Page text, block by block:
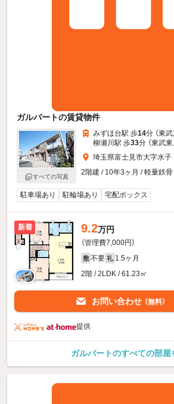
ガルバートの賃貸物件
すべての写真
みずほ台駅 歩14分 （東武
柳瀬川駅 歩33分 （東武東
埼玉県富士見市大字水子
2階建 / 10年3ヶ月 / 軽量鉄骨
駐車場あり 駐輪場あり 宅配ボックス
新着 9.2万円
（管理費7,000円）
敷 不要 礼 1.5ヶ月
2階 / 2LDK / 61.23㎡
お問い合わせ （無料）
提供
ガルバートのすべての部屋